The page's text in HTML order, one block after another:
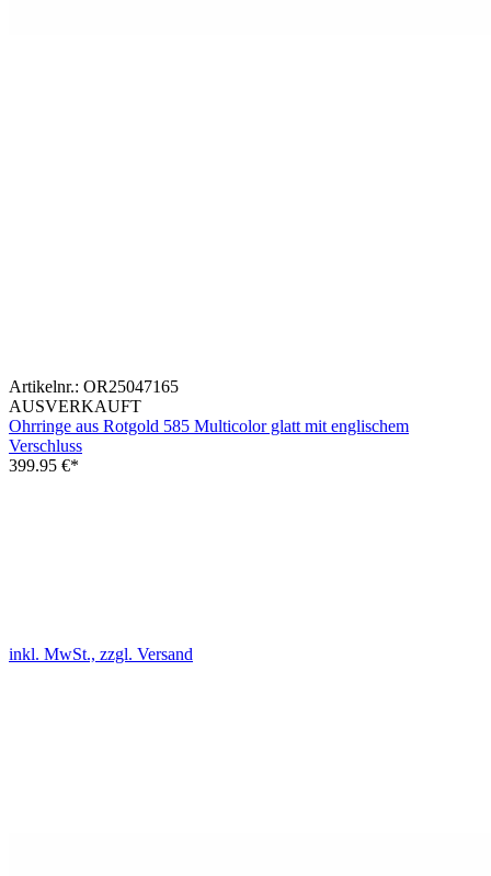
Artikelnr.: OR25047165
AUSVERKAUFT
Ohrringe aus Rotgold 585 Multicolor glatt mit englischem
Verschluss
399.95 €*
inkl. MwSt., zzgl. Versand